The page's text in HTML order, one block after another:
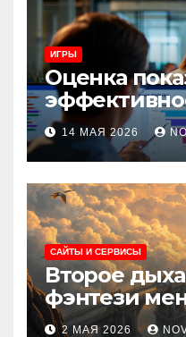
ИГРЫ
Оценка
при
касания
14 МАЯ 2026
САЙТЫ И СЕРВИСЫ
Второе
фэнтези
культуру
2 МАЯ 2026